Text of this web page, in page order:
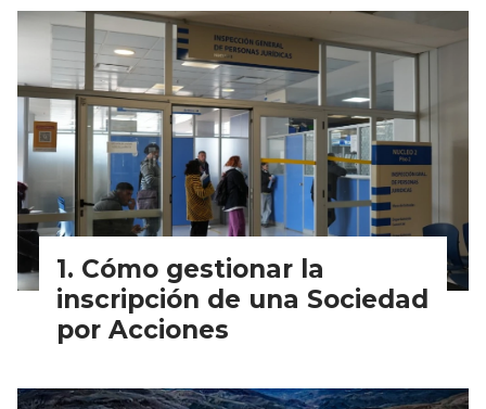
Cómo gestionar la
inscripción de una Sociedad
por Acciones